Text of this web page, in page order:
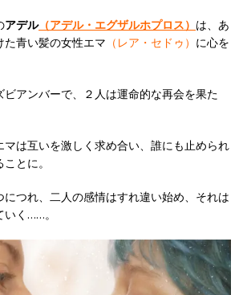
アデル（アデル・エグザルホプロス） は、あ
た青い髪の女性エマ （レア・セドゥ） に心を
アンバーで、２人は運命的な再会を果た
マは互いを激しく求め合い、誰にも止められ
とに。
につれ、二人の感情はすれ違い始め、それは
いく……。